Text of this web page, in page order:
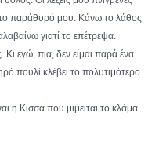
το παράθυρό μου. Κάνω το λάθος
γιατί το επέτρεψα.
Κι εγώ, πια, δεν είμαι παρά ένα
πουλί κλέβει το πολυτιμότερο
η Κίσσα που μιμείται το κλάμα